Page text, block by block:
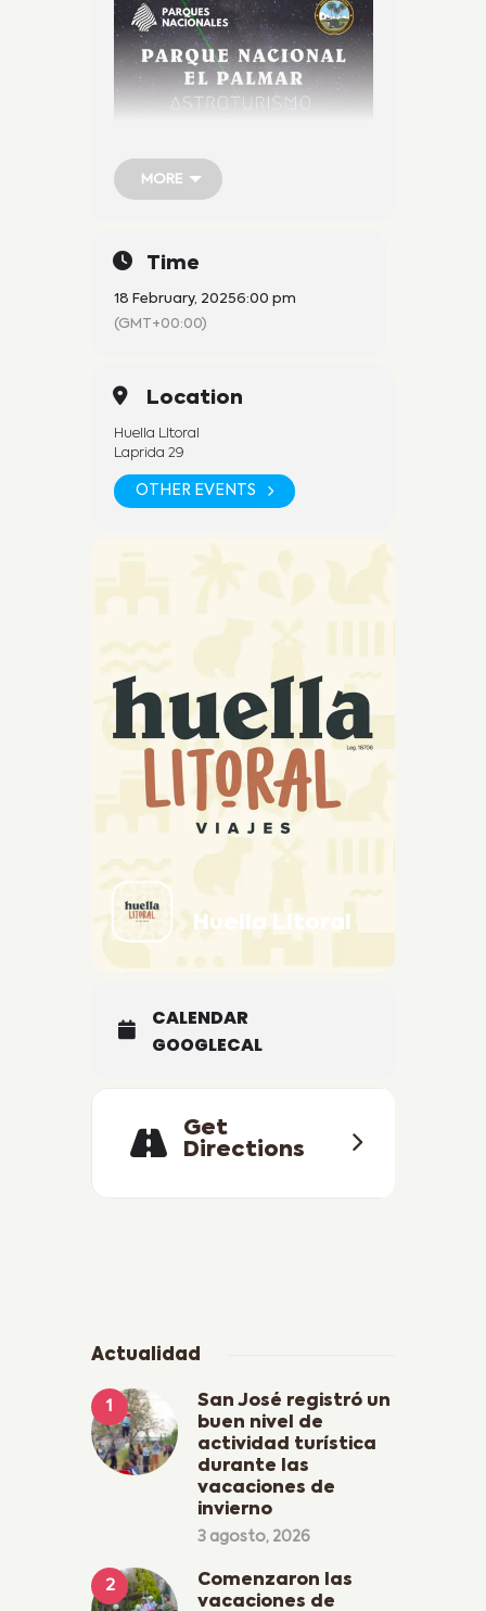
Excursiones nocturnas en el corazón
del PARQUE NACIONAL El Palmar
Presencia de fauna garantizada:
carpinchos, zorros y vizcachas
Paquetes combinados tarde + Noche!
Observación por telescopio
Probamos sabores locales.
SÁBADO 22/02
¿Cómo llegar?
Vení con tu propio auto o con nuestro
Info y Reservas:
3447414360
https://wa.link/vwwhzx
Laprida 29, Colón.
Huella Litoral Viajes Leg. 18.706
MORE
Time
18 February, 20256:00 pm
(GMT+00:00)
Location
Huella LItoral
Laprida 29
OTHER EVENTS
Huella LItoral
CALENDAR
GOOGLECAL
Get
Directions
Actualidad
San José registró un
buen nivel de
actividad turística
durante las
vacaciones de
invierno
3 agosto, 2026
Comenzaron las
vacaciones de